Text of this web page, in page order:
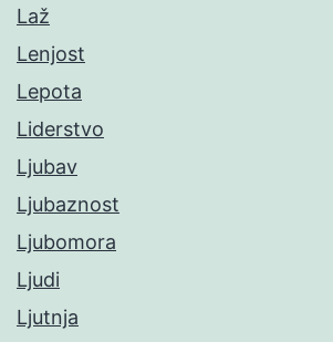
Laž
Lenjost
Lepota
Liderstvo
Ljubav
Ljubaznost
Ljubomora
Ljudi
Ljutnja